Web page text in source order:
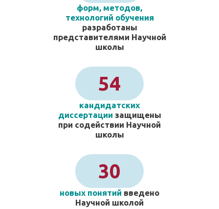
форм, методов,
технологий обучения
разработаны
представителями Научной
школы
54
кандидатских
диссертации защищены
при содействии Научной
школы
30
новых понятий введено
Научной школой